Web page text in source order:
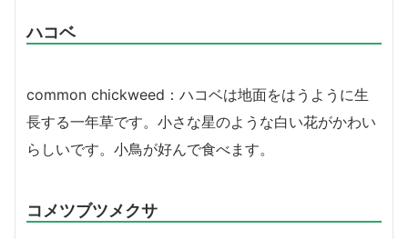
ハコベ
common chickweed：ハコベは地面をはうように生
長する一年草です。小さな星のような白い花がかわい
らしいです。小鳥が好んで食べます。
コメツブツメクサ